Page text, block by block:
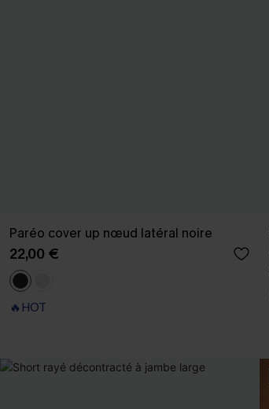
Paréo cover up nœud latéral noire
22,00 €
🔥HOT